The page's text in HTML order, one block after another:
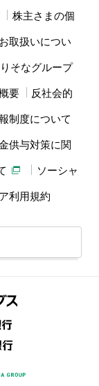
株主さまの個
取扱いについ
りそなグループ
要 反社会的
制度について
供与対策に関
ソーシャ
利用規約